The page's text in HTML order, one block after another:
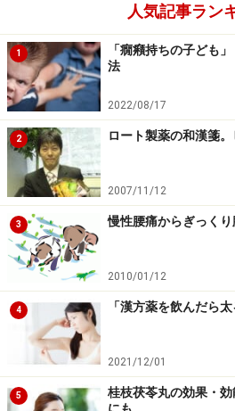
人気記事ラン
1
「癇癪持ちの子ども
法
2022/08/17
2 ロート製薬の和漢箋
2007/11/12
3 慢性腰痛からぎっく
2010/01/12
4 「漢方薬を飲んだら
2021/12/01
5
桂枝茯苓丸の効果・
にも